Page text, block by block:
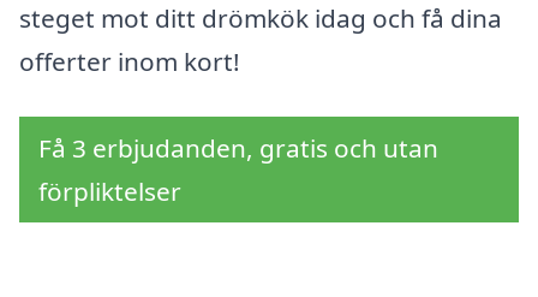
steget mot ditt drömkök idag och få dina
offerter inom kort!
Få 3 erbjudanden, gratis och utan
förpliktelser